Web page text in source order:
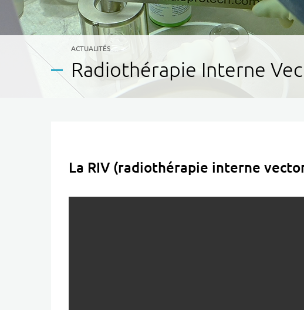
Radiothérapie Interne
CATÉGORIE(S) :
ACTUALITÉS
La RIV (radiothérapie interne